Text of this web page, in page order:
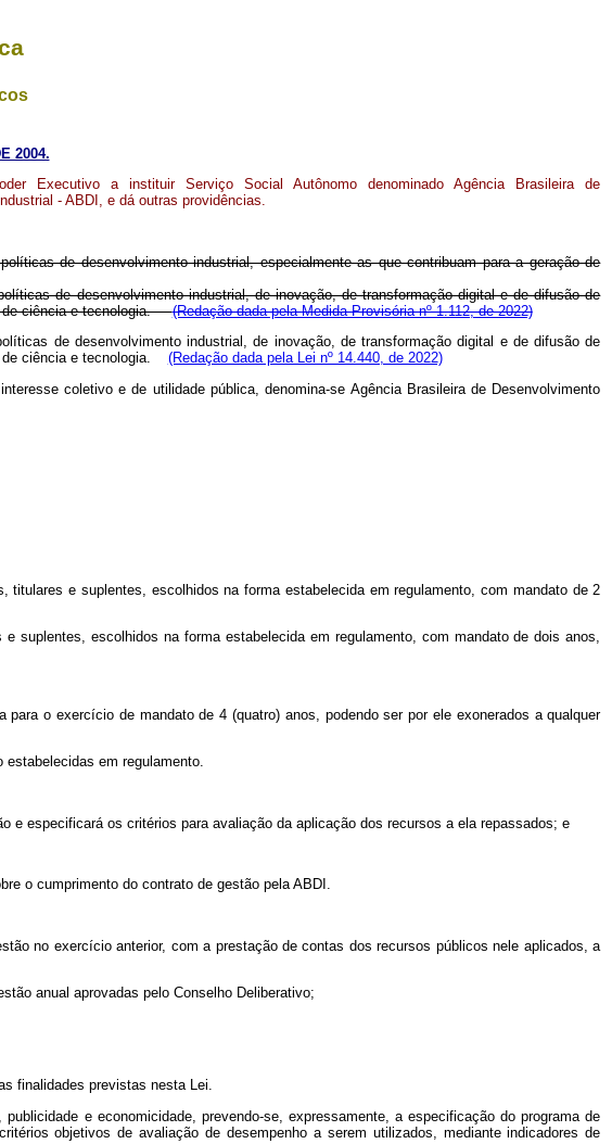
2004.
Executivo a instituir Serviço Social Autônomo denominado Agência Brasileira de
- ABDI, e dá outras providências.
de desenvolvimento industrial, especialmente as que contribuam para a geração de
de desenvolvimento industrial, de inovação, de transformação digital e de difusão de
e de ciência e tecnologia.(Redação dada pela Medida Provisória nº 1.112, de 2022)
de desenvolvimento industrial, de inovação, de transformação digital e de difusão de
de ciência e tecnologia. (Redação dada pela Lei nº 14.440, de 2022)
coletivo e de utilidade pública, denomina-se Agência Brasileira de Desenvolvimento
e suplentes, escolhidos na forma estabelecida em regulamento, com mandato de 2
escolhidos na forma estabelecida em regulamento, com mandato de dois anos,
o exercício de mandato de 4 (quatro) anos, podendo ser por ele exonerados a qualquer
em regulamento.
especificará os critérios para avaliação da aplicação dos recursos a ela repassados; e
o cumprimento do contrato de gestão pela ABDI.
no exercício anterior, com a prestação de contas dos recursos públicos nele aplicados, a
anual aprovadas pelo Conselho Deliberativo;
finalidades previstas nesta Lei.
e economicidade, prevendo-se, expressamente, a especificação do programa de
objetivos de avaliação de desempenho a serem utilizados, mediante indicadores de